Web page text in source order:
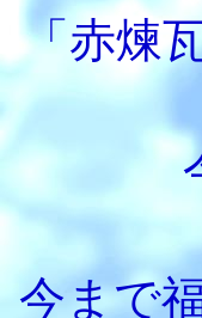
「赤煉
今まで